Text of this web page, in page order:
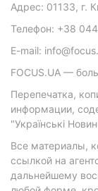
Адрес: 01133, г.
Телефон: +38
E-mail:
FOCUS.UA —
Перепечатка,
информации,
"Українські
Все материалы,
ссылкой на
дальнейшему